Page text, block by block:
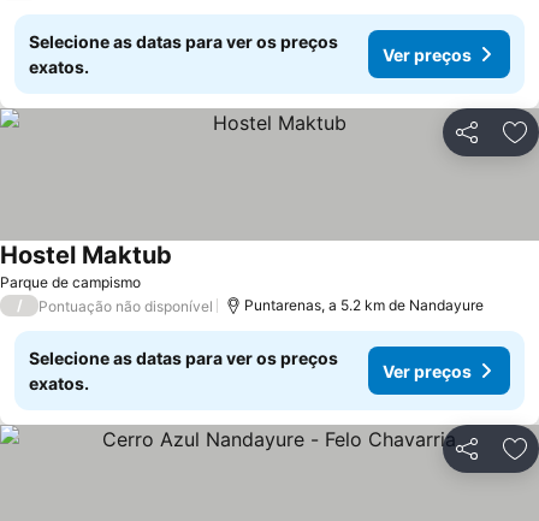
Selecione as datas para ver os preços
exatos.
Ver preços
Partilhar
Parque de campismo
Hostel Maktub
/ Pontuação não disponível Puntarenas, a 5.2 km de Nandayure
Selecione as datas para ver os preços
exatos.
Ver preços
Partilhar